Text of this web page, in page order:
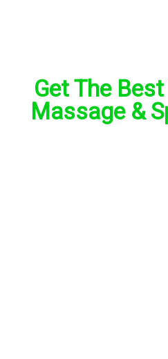
Get The
Massage &